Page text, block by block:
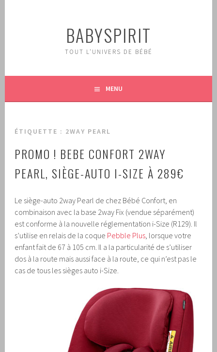
BABYSPIRIT
TOUT L'UNIVERS DE BÉBÉ
MENU
ÉTIQUETTE : 2WAY PEARL
PROMO ! BEBE CONFORT 2WAY
PEARL, SIÈGE-AUTO I-SIZE À 289€
Le siège-auto 2way Pearl de chez Bébé Confort, en
combinaison avec la base 2way Fix (vendue séparément)
est conforme à la nouvelle réglementation i-Size (R129). Il
s’utilise en relais de la coque Pebble Plus, lorsque votre
enfant fait de 67 à 105 cm. Il a la particularité de s’utiliser
dos à la route mais aussi face à la route, ce qui n’est pas le
cas de tous les sièges auto i-Size.